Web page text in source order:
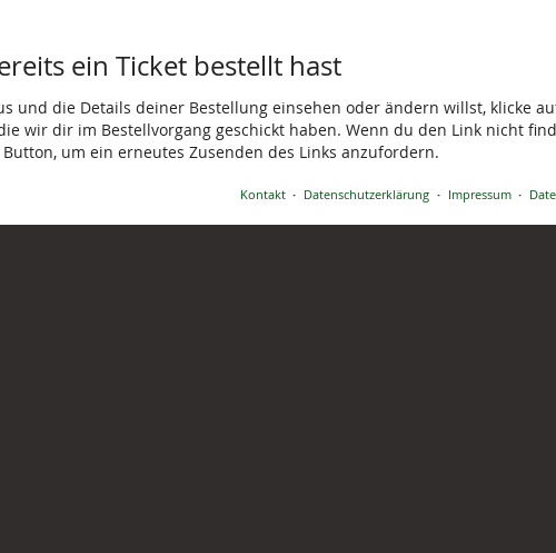
ein Ticket bestellt hast
und die Details deiner Bestellung einsehen oder ändern willst, klicke
wir dir im Bestellvorgang geschickt haben. Wenn du den Link nicht
um ein erneutes Zusenden des Links anzufordern.
Kontakt Datenschutzerklärung Impressum